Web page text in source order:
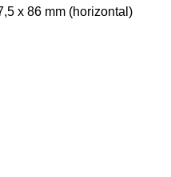
x 86 mm (horizontal)